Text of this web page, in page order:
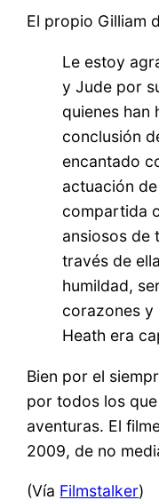
El propio Gilliam
Le estoy
y Jude por
quienes han
conclusión
encantado
actuación
compartida
ansiosos de
través de
humildad,
corazones y
Heath era
Bien por el
por todos los
aventuras. El
2009, de no
(Vía Filmstalker)